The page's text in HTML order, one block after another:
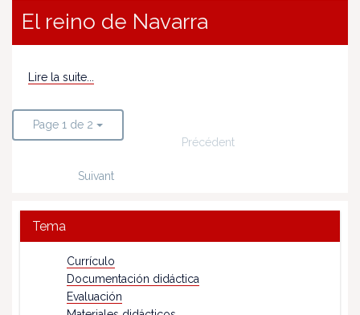
El reino de Navarra
Lire la suite...
Page 1 de 2
Précédent
Suivant
Tema
Currículo
Documentación didáctica
Evaluación